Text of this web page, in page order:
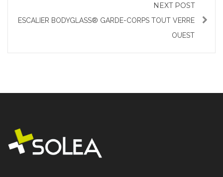
NEXT POST
ESCALIER BODYGLASS® GARDE-CORPS TOUT VERRE
OUEST